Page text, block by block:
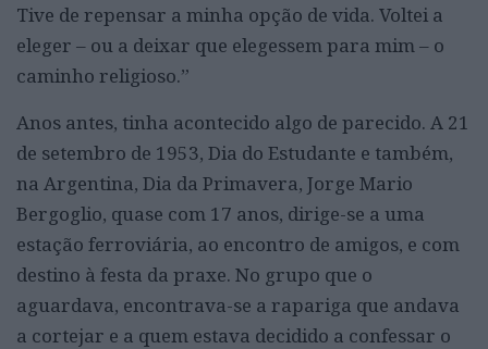
Tive de repensar a minha opção de vida. Voltei a
eleger – ou a deixar que elegessem para mim – o
caminho religioso.”
Anos antes, tinha acontecido algo de parecido. A 21
de setembro de 1953, Dia do Estudante e também,
na Argentina, Dia da Primavera, Jorge Mario
Bergoglio, quase com 17 anos, dirige-se a uma
estação ferroviária, ao encontro de amigos, e com
destino à festa da praxe. No grupo que o
aguardava, encontrava-se a rapariga que andava
a cortejar e a quem estava decidido a confessar o